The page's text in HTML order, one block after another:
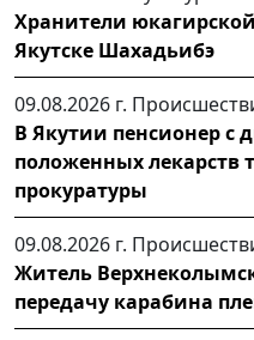
Хранители
Якутске Шахадьибэ
09.08.2026 г.
В Якутии пенсионер с
положенных лекарств
прокуратуры
09.08.2026 г.
Житель
передачу карабина